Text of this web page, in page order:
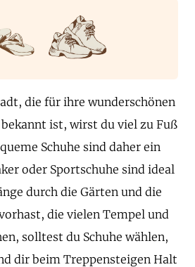
die für ihre wunderschönen
ist, wirst du viel zu Fuß
Schuhe sind daher ein
oder Sportschuhe sind ideal
durch die Gärten und die
die vielen Tempel und
solltest du Schuhe wählen,
dir beim Treppensteigen Halt